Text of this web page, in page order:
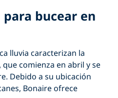
bucear en
lluvia caracterizan la
comienza en abril y se
Debido a su ubicación
Bonaire ofrece